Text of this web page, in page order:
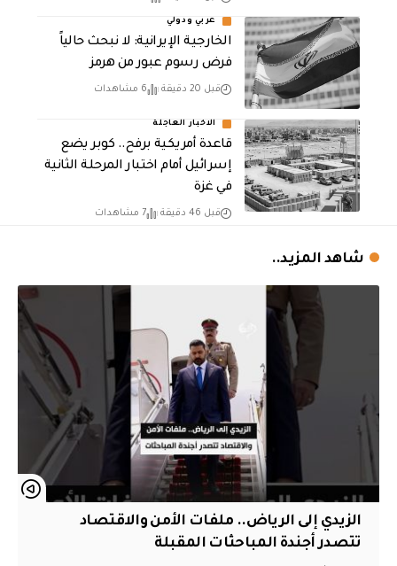
عربي ودولي
الخارجية الإيرانية: لا نبحث حالياً
فرض رسوم عبور من هرمز
قبل 20 دقيقة 6 مشاهدات
الاخبار العاجلة
قاعدة أمريكية برفح.. كوبر يضع
إسرائيل أمام اختبار المرحلة الثانية
في غزة
قبل 46 دقيقة 7 مشاهدات
شاهد المزيد..
الزيدي إلى الرياض.. ملفات الأمن والاقتصاد
تتصدر أجندة المباحثات المقبلة